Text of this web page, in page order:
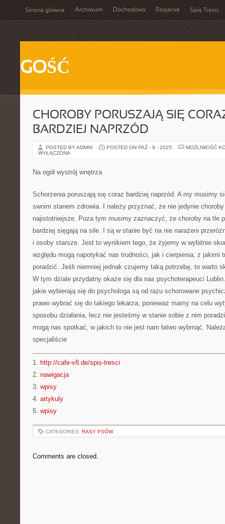
Strona główna Archiwum Dochodowy Rosjanie Spis Treści
GOŚĆ
CHOROBY PORUSZAJĄ SIĘ
BARDZIEJ NAPRZÓD
POSTED BY ADMIN POSTED ON PAŹ - 9 - 2025
MOŻLIWOŚĆ
WYŁĄCZONA
Na ogół wystrój wnętrza
Schorzenia poruszają się coraz bardziej naprzód. A my musimy
swoim stanem zdrowia. I należy przyznać, że nie jedynie
najistotniejsze. Poza tym musimy zaznaczyć, że choroby na tle
bardziej sięgają na sile. I są w stanie być na nie narażeni
i osoby starsze. Jest to wynikiem tego, że żyjemy w wybitnie
względu mogą napotykać nas trudności, jak i cierpienia, z jakimi
poradzić. Jeśli niemniej jednak czujemy taką potrzebę, to warto
W tym dziale przydatny okaże się dla nas psychoterapeuci
jakie wybierają się do psychologa są od razu schorowane
prawo wybrać się do takiego lekarza, ponieważ mamy na celu
sposobu działania, lecz nie jesteśmy w stanie sobie z nim
mogą nas spotkać, w jakich to nie jest nam łatwo wybrnąć.
specjaliście
1. http://cafe-v8.de/spis-tresci
2. nawigacja
3. wpisy
4. artykuly
5. wpisy
CATEGORIES: RASY PSÓW
Comments are closed.